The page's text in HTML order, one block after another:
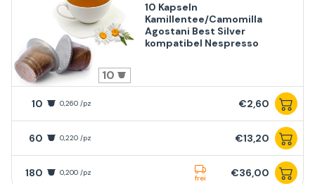
10
10 Kapseln
Kamillentee/Camomilla
Agostani Best Silver
kompatibel Nespresso
10 0,260 /pz €2,60
60 0,220 /pz €13,20
180 0,200 /pz
frei €36,00